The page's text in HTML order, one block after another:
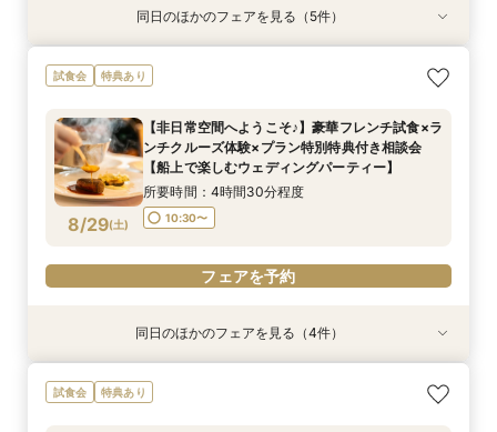
特典あり
8/28(金)
ここしかない★【船上で楽しむウェディングパー
ティー】豪華フレンチ試食×サンセットクルージ
所要時間：4時間30分程度
15:00〜
フェアを予約
8/28(金)
【少人数での結婚式にオススメ！】じっくりご見
学×アットホームパーティー相談フェア
9:00〜
10:30〜
15:00〜
フェアを予約
8/28(金)
【★平日限定★】ゆったり船内見学＆ウェディン
グクルーズ相談会
10:30〜 14:00〜
フェアを予約
8/28(金)
【＃海が見える】船上フォトウェディングが熱
い！フォト相談会
9:00〜 10:30〜
フェアを予約
8/28(金)
【オンライン相談会】お手軽３Dウォークでご見
学♪運命の会場がここに・・★
10:30〜 13:00〜
フェアを予約
同日のほかのフェアを見る（5件）
試食会 特典あり
8/29(土)
【非日常空間へようこそ♪】豪華フレンチ試食×ラ
ンチクルーズ体験×プラン特別特典付き相談会
【船上で楽しむウェディングパーティー】
所要時間：4時間30分程度
10:30〜
フェアを予約
【少人数での結婚式にオススメ！】じっくりご見
学×アットホームパーティー相談フェア
特典あり
ここしかない★【船上で楽しむウェディングパー
ティー】豪華フレンチ試食×サンセットクルージ
【★土日限定★】ゆったり船内見学＆ウェディン
グクルーズ相談会
【オンライン相談会】お手軽３Dウォークでご見
学♪運命の会場がここに・・★
同日のほかのフェアを見る（4件）
試食会 特典あり